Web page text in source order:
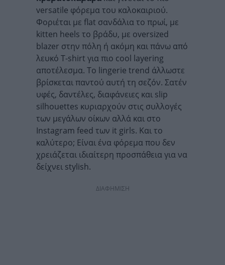
versatile φόρεμα του καλοκαιριού.
Φοριέται με flat σανδάλια το πρωί, με
kitten heels το βράδυ, με oversized
blazer στην πόλη ή ακόμη και πάνω από
λευκό T-shirt για πιο cool layering
αποτέλεσμα. Το lingerie trend άλλωστε
βρίσκεται παντού αυτή τη σεζόν. Σατέν
υφές, δαντέλες, διαφάνειες και slip
silhouettes κυριαρχούν στις συλλογές
των μεγάλων οίκων αλλά και στο
Instagram feed των it girls. Και το
καλύτερο; Είναι ένα φόρεμα που δεν
χρειάζεται ιδιαίτερη προσπάθεια για να
δείχνει stylish.
ΔΙΑΦΗΜΙΣΗ